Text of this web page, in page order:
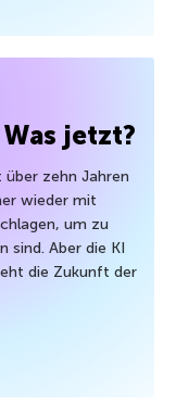
jetzt?
zehn Jahren
wieder mit
um zu
sind. Aber die KI
die Zukunft der